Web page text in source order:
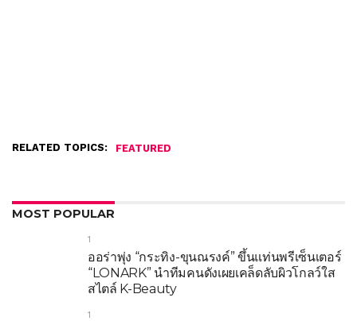
RELATED TOPICS: FEATURED
MOST POPULAR
1
ออร่าพุ่ง “กระทิง-ขุนณรงค์” ขึ้นแท่นพรีเซ็นเตอร์
“LONARK” นำทีมคนดังเผยเคล็ดลับผิวโกลว์ใส
สไตล์ K-Beauty
1